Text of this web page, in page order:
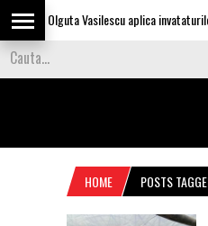
Olguta Vasilescu aplica
HOME POSTS